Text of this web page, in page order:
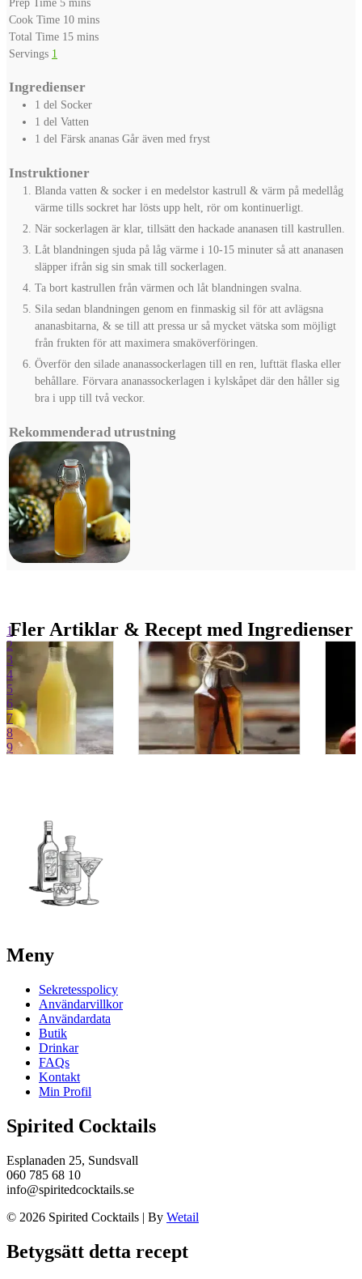
Cook Time 10minutes
mins
Total Time 15minutes
mins
Servings 1
Ingredienser
1 del Socker
1 del Vatten
1 del Färsk ananas Går även med fryst
Instruktioner
Blanda vatten & socker i en medelstor kastrull & värm på medellåg
värme tills sockret har lösts upp helt, rör om kontinuerligt.
När sockerlagen är klar, tillsätt den hackade ananasen till kastrullen.
Låt blandningen sjuda på låg värme i 10-15 minuter så att ananasen
släpper ifrån sig sin smak till sockerlagen.
Ta bort kastrullen från värmen och låt blandningen svalna.
Sila sedan blandningen genom en finmaskig sil för att avlägsna
ananasbitarna, & se till att pressa ur så mycket vätska som möjligt
från frukten för att maximera smaköverföringen.
Överför den silade ananassockerlagen till en ren, lufttät flaska eller
behållare. Förvara ananassockerlagen i kylskåpet där den håller sig
bra i upp till två veckor.
Rekommenderad utrustning
Fler Artiklar & Recept med Ingredienser
1
2
3
4
5
6
7
8
9
Meny
Sekretesspolicy
Användarvillkor
Användardata
Butik
Drinkar
FAQs
Kontakt
Min Profil
Spirited Cocktails
Esplanaden 25, Sundsvall
060 785 68 10
info@spiritedcocktails.se
© 2026 Spirited Cocktails | By Wetail
Betygsätt detta recept